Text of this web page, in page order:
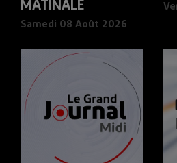
MATINALE
Samedi 08 Août 2026